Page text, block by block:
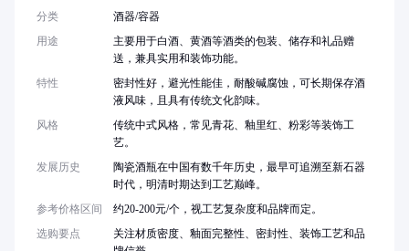
分类
酒器/容器
用途
主要用于白酒、黄酒等酒类的包装、储存和礼品赠
送，兼具实用和装饰功能。
特性
密封性好，避光性能佳，耐酸碱腐蚀，可长期保存酒
液风味，且具有传统文化韵味。
风格
传统中式风格，常见青花、釉里红、粉彩等装饰工
艺。
发展历史
陶瓷酒瓶在中国有数千年历史，最早可追溯至新石器
时代，明清时期达到工艺巅峰。
参考价格区间
约20-200元/个，视工艺复杂度和品牌而定。
选购要点
关注材质密度、釉面完整性、密封性、装饰工艺和品